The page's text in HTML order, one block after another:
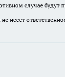
случае
не несет